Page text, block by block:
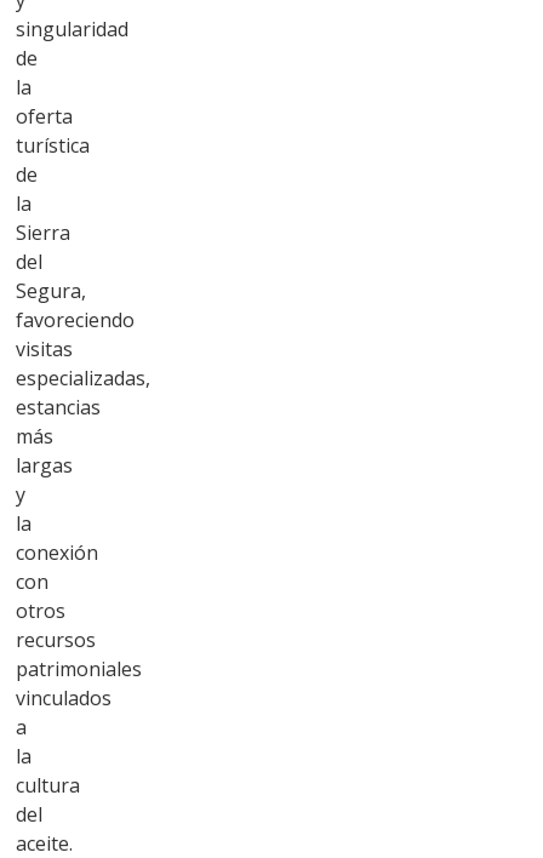
singularidad
de
la
oferta
turística
de
la
Sierra
del
Segura,
favoreciendo
visitas
especializadas,
estancias
más
largas
y
la
conexión
con
otros
recursos
patrimoniales
vinculados
a
la
cultura
del
aceite.